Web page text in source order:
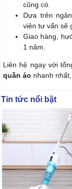
cũng có.
Dựa trên
viên tư vấn sẽ
Giao hàng,
1 năm.
Liên hệ ngay với
quần áo nhanh
Tin tức nổi bật